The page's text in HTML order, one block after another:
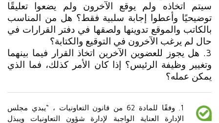
سيتم اتخاذه ولم يوقع الآخرون ولم يضعوا تعليقًا
توضيحيًا وأعطوا إجابة سلبية فقط؟ هل من المناسب
بالكاتب والموقع تدوينها ولصقها في دفتر القرارات في
حال لم يرغب الآخرون في التوقيع والكتابة؟
3. هل يجوز للعضوين الآخرين اتخاذ القرار فيما بينهما
وتغيير وظيفة الرئيس؟ إذا كان الأمر كذلك، فما الذي
يمكن عمله؟
1. وفقًا للمادة 62 من قانون التعاونيات ، “يبدي مجلس
الإدارة العناية الواجبة لإدارة شؤون التعاونيات ويبذل